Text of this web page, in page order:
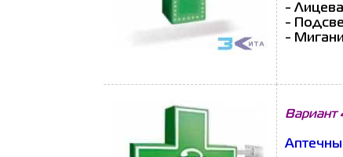
-
-
-
Вариант